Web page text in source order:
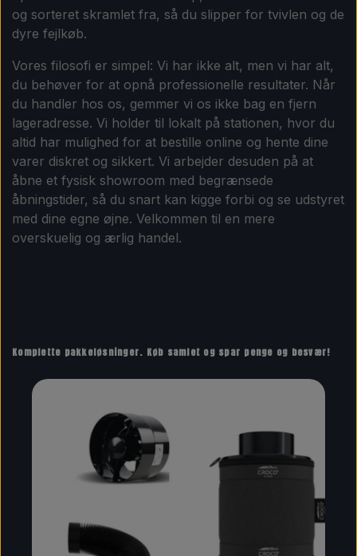
og sorteret skramlet fra, så du slipper for tvivlen og de
dyre fejlkøb.
Vores filosofi er simpel: Vi har ikke alt, men vi har alt,
du behøver for at opnå professionelle resultater. Når
du handler hos os, gemmer vi os ikke bag en fjern
lageradresse. Vi holder til lokalt på stationen, hvor du
altid har mulighed for at bestille online og hente dine
varer diskret og sikkert. Vi arbejder desuden på at
åbne et fysisk showroom med begrænsede
åbningstider, så du snart kan kigge forbi og se udstyret
med dine egne øjne. Velkommen til en mere
overskuelig og ærlig handel.
Komplette pakkeløsninger. Køb samlet og spar penge og besvær!